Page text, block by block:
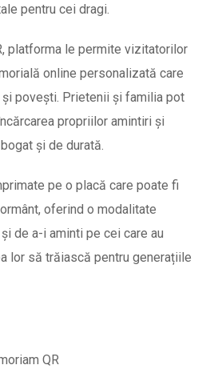
pentru cei dragi.
platforma le permite vizitatorilor
online personalizată care
povești. Prietenii și familia pot
propriilor amintiri și
și de durată.
pe o placă care poate fi
oferind o modalitate
de a-i aminti pe cei care au
lor să trăiască pentru generațiile
QR